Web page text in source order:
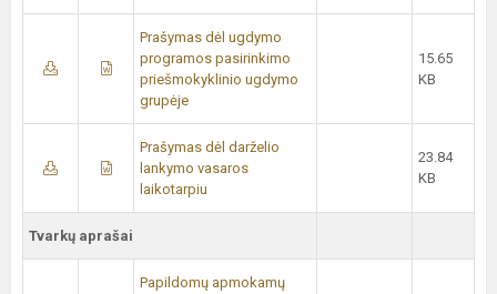
Prašymas dėl ugdymo
programos pasirinkimo
priešmokyklinio ugdymo
grupėje
15.65
KB
Prašymas dėl darželio
lankymo vasaros
laikotarpiu
23.84
KB
Tvarkų aprašai
Papildomų apmokamų